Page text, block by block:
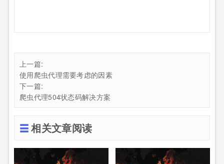
上一篇:
使用爬虫代理需要考虑的因素
下一篇:
爬虫代理504状态码解决方案
相关文章阅读